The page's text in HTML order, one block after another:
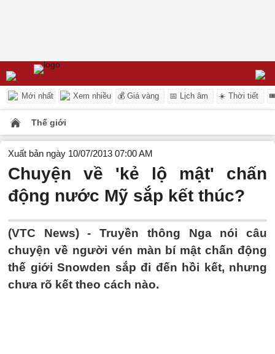
Mới nhất Xem nhiều 💰 Giá vàng 📅 Lịch âm ☀️ Thời tiết
Thế giới
Xuất bản ngày 10/07/2013 07:00 AM
Chuyện về 'kẻ lộ mật' chấn
động nước Mỹ sắp kết thúc?
(VTC News) - Truyền thông Nga nói câu
chuyện về người vén màn bí mật chấn động
thế giới Snowden sắp đi đến hồi kết, nhưng
chưa rõ kết theo cách nào.